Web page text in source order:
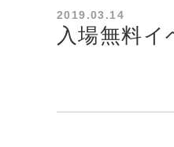
2019.03.14
入場無料